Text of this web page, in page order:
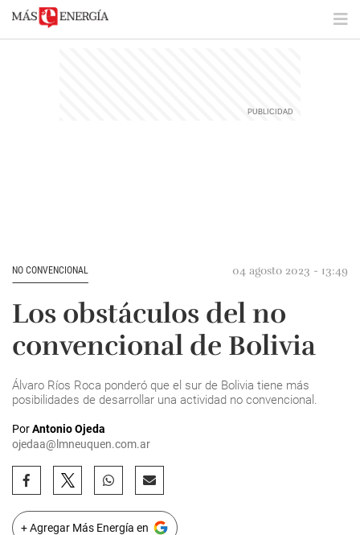
NO CONVENCIONAL 04 agosto 2023 - 13:49
Los obstáculos del no
convencional de Bolivia
Álvaro Ríos Roca ponderó que el sur de Bolivia tiene más
posibilidades de desarrollar una actividad no convencional.
PorAntonio Ojeda
ojedaa@lmneuquen.com.ar
+ Agregar Más Energía en